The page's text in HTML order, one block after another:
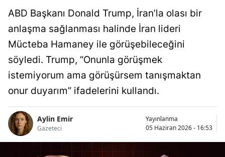
ABD Başkanı Donald Trump, İran’la olası bir
anlaşma sağlanması halinde İran lideri
Mücteba Hamaney ile görüşebileceğini
söyledi. Trump, “Onunla görüşmek
istemiyorum ama görüşürsem tanışmaktan
onur duyarım” ifadelerini kullandı.
Aylin Emir
Gazeteci
Yayınlanma
05 Haziran 2026 - 16:53